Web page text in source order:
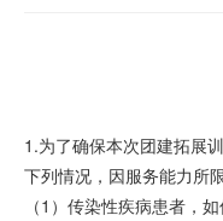
1.为了确保本次团建拓展
下列情况，因服务能力所
（1）传染性疾病患者，